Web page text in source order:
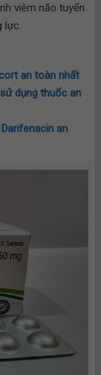
viêm não tuyển
lực.
an toàn nhất
dụng thuốc an
an